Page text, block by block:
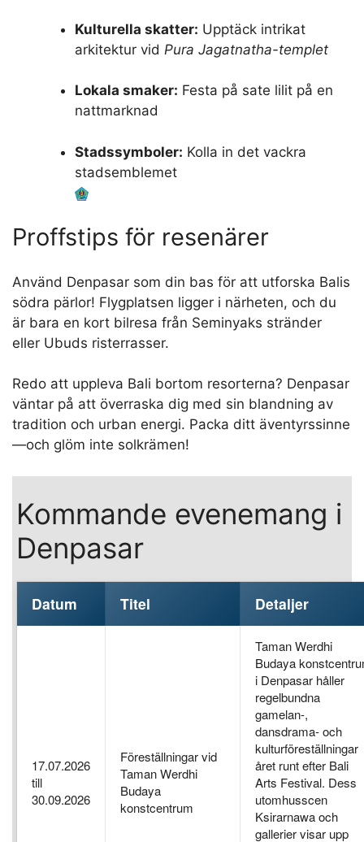
Kulturella skatter: Upptäck intrikat
arkitektur vid Pura Jagatnatha-templet
Lokala smaker: Festa på sate lilit på en
nattmarknad
Stadssymboler: Kolla in det vackra
stadsemblemet
Proffstips för resenärer
Använd Denpasar som din bas för att utforska Balis
södra pärlor! Flygplatsen ligger i närheten, och du
är bara en kort bilresa från Seminyaks stränder
eller Ubuds risterrasser.
Redo att uppleva Bali bortom resorterna? Denpasar
väntar på att överraska dig med sin blandning av
tradition och urban energi. Packa ditt äventyrssinne
—och glöm inte solkrämen!
Kommande evenemang i
Denpasar
Datum Titel Detaljer
17.07.2026
till
30.09.2026
Föreställningar vid
Taman Werdhi
Budaya
konstcentrum
Taman Werdhi
Budaya
i Denpasar håller
regelbundna
gamelan-,
dansdrama- och
kulturföreställningar
året runt efter Bali
Arts Festival. Dess
utomhusscen
Ksirarnawa och
gallerier visar upp